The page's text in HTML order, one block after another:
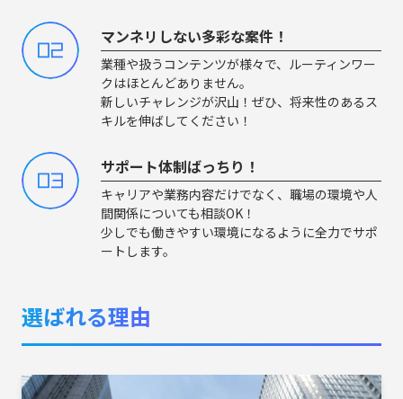
02
マンネリしない多彩な案件！
業種や扱うコンテンツが様々で、ルーティンワー
クはほとんどありません。
新しいチャレンジが沢山！ぜひ、将来性のあるス
キルを伸ばしてください！
03
サポート体制ばっちり！
キャリアや業務内容だけでなく、職場の環境や人
間関係についても相談OK！
少しでも働きやすい環境になるように全力でサポ
ートします。
選ばれる理由